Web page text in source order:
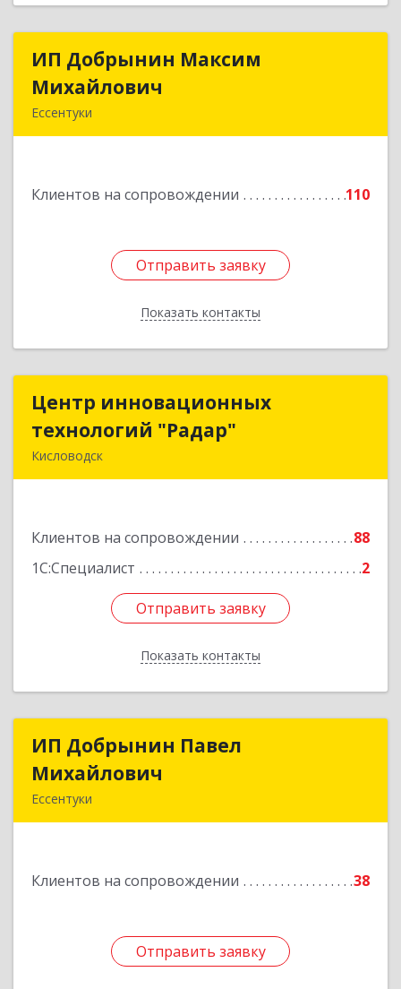
ИП Добрынин Максим
Михайлович
Ессентуки
Клиентов на сопровождении 110
Отправить заявку
Показать контакты
ИП Добрынин Максим
Подробнее
Отправить заявку
Назад
Центр инновационных
технологий "Радар"
Кисловодск
Клиентов на сопровождении
88
1С:Специалист
2
Отправить заявку
Показать контакты
Центр инновационных
технологий "Радар"
Подробнее
Отправить заявку
Назад
ИП Добрынин Павел
Михайлович
Ессентуки
Клиентов на сопровождении 38
Отправить заявку
ИП Добрынин Павел
Отправить заявку